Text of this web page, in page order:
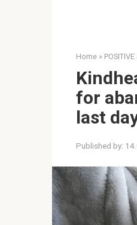
Home » POSITIVE
for
last
Published by: